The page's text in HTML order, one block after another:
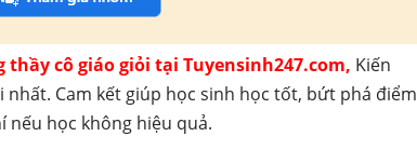
thầy cô giáo giỏi tại Tuyensinh247.com, Kiến
Cam kết giúp học sinh học tốt, bứt phá điểm
nếu học không hiệu quả.